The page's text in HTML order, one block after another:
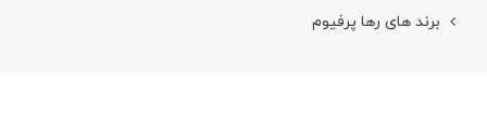
برند های رها پرفیوم